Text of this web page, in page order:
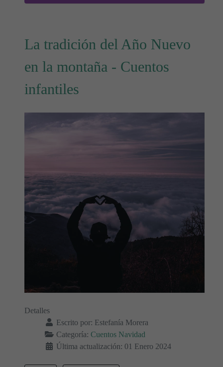
La tradición del Año Nuevo
en la montaña - Cuentos
infantiles
Detalles
Escrito por: Estefanía Morera
Categoría: Cuentos Navidad
Última actualización: 01 Enero 2024